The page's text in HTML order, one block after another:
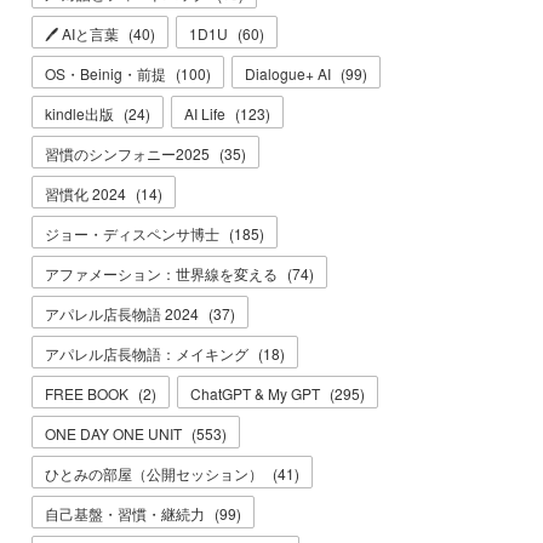
🖊 AIと言葉 (40) 1D1U (60)
OS・Beinig・前提 (100) Dialogue+ AI (99)
kindle出版 (24) AI Life (123)
習慣のシンフォニー2025 (35)
習慣化 2024 (14)
ジョー・ディスペンサ博士 (185)
アファメーション：世界線を変える (74)
アパレル店長物語 2024 (37)
アパレル店長物語：メイキング (18)
FREE BOOK (2) ChatGPT & My GPT (295)
ONE DAY ONE UNIT (553)
ひとみの部屋（公開セッション）
(41)
自己基盤・習慣・継続力 (99)